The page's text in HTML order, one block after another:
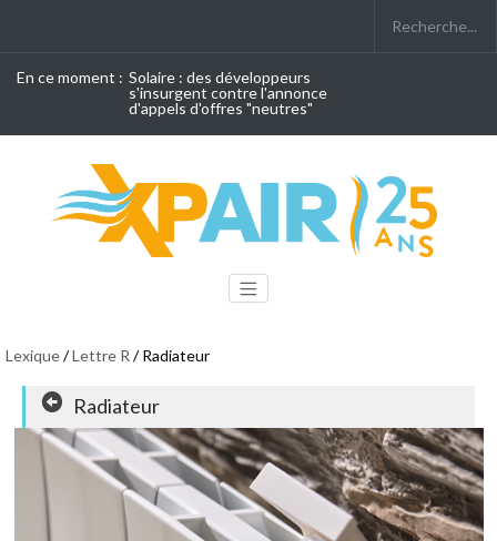
En ce moment : Solaire : des développeurs
s'insurgent contre l'annonce
d'appels d'offres "neutres"
Lexique/Lettre R / Radiateur
Radiateur